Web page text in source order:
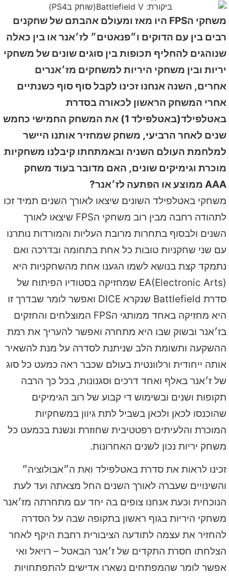
משחקי הFPS היו מאז ומעולם אהבתם של שחקנים
רבים בין עם הדוקים ו״פנאטים״ לז׳אנר או בין כאלה
שנוהגים להחליף תכופות בין סוגים שונים של משחקי
יריות ובין משחקי היריות למשחקים מז׳אנרים
אחרים, השנה אנחנו זכינו לקבל סוף סוף כשנתיים
אחרי המשחק הראשון לכאורה בסדרת
באטלפילד(באטלפילד 1) את המשחק החמישי כחמש
שנים לאחר הרביעי, משחק שמחזיר אותנו היישר
למלחמת העולם השניה ובאמתחתו קיבלנו משחקיות
מוכרת וגימיקים שונים, האם מדובר בעוד משחק
AAA ממוצע או הפתעה לז׳אנר?
משחקי באטלפילד השונים שיצאו לאורך השנים תמיד זכו
לתהודה רחבה מבין רוב משחקי הFPS שיצאו לאורך
השנים ולבסוף בתחרות מרובת העליות והמורדות נותרנו
עם שני שחקניות טובות כל אחת בתחומה ובדרכה ואם
נתמקד קצת בנושא לשמו הגענו אחת מהשחקניות היא
EA(Electronic Arts) שמחזיקה בסטודיו הפיתוח של
סדרת Battlefield שנקרא DICE ואפשר לומר שבדרך זו
היא מחזיקה באחד ממותגי הFPS המוצלחים והחזקים
בז׳אנר ובשוק שבו היא מתחרה ואפשר להעריך את רמת
ההשקעה ותשומת הלב שניתנת לסדרה על מנת להשאיר
אותה ייחודית ורלוונטית בעולם שכבר ראה כמעט כל סוג
של ז׳אנר באלף ואחד דרכים וסגנונות, בכל כך הרבה
תקופות ושנים ובשימוש די קבוע של רוב הגימיקים
שהוכנסו לכאן ולכאן בשביל לתת גיוון במשחקיות
המוכרת והלעיתים רפטטיבית שחוזרת ונשנת בכמעט כל
משחק יריות נכון לשנים האחרונות.
זכינו לראות את סדרת באטלפילד ואת ה״אבולוציה״
והשינויים שעברה לאורך השנים החל מצאתה ועד לעת
הנוכחית וכעת אנחנו צופים בה יחד עם מתחרתה מז׳אנר
משחקי היריות בגוף ראשון בתקופה שבה על הסדרה
להחזיר את עצמה לתודעה הציבורית רחבת היקף לאחר
הצלחתו חסרת התקדים של ז׳אנר הבאטל – רויאל ואי
אפשר לומר שהמפתחים נשארו אדישים להתפתחויות